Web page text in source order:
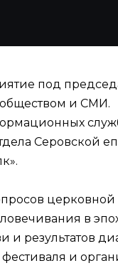
под
и СМИ.
Серовской
в
и